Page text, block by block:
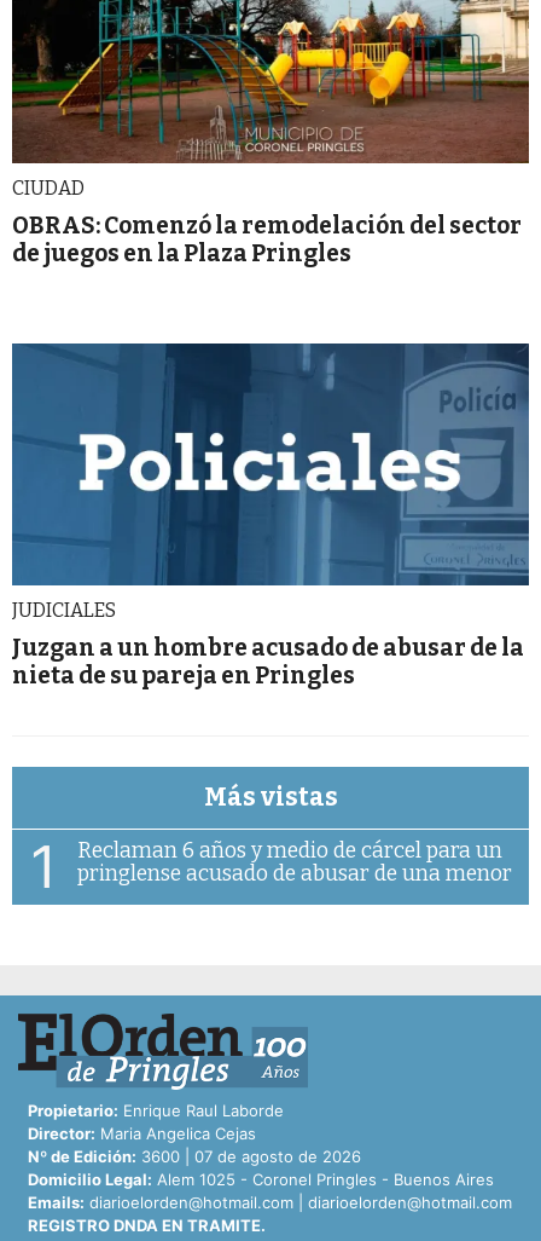
CIUDAD
OBRAS: Comenzó la remodelación del sector
de juegos en la Plaza Pringles
JUDICIALES
Juzgan a un hombre acusado de abusar de la
nieta de su pareja en Pringles
Más vistas
1
Reclaman 6 años y medio de cárcel para un
pringlense acusado de abusar de una menor
Propietario: Enrique Raul Laborde
Director: Maria Angelica Cejas
Nº de Edición: 3600 | 07 de agosto de 2026
Domicilio Legal: Alem 1025 - Coronel Pringles - Buenos Aires
Emails: diarioelorden@hotmail.com
diarioelorden@hotmail.com
REGISTRO DNDA EN TRAMITE.